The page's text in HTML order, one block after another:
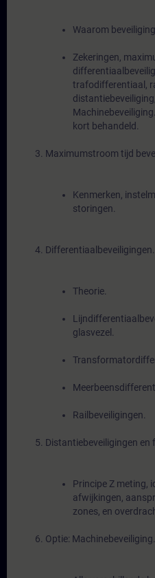
Waarom
Zekeringen,
trafodifferentiaal,
kort behandeld.
Maximumstroom tijd
Kenmerken,
storingen.
Differentiaalbeveiligingen.
Theorie.
glasvezel.
Railbeveiligingen.
Distantiebeveiligingen en
Principe Z meting,
afwijkingen,
zones, en
Optie: Machinebeveiliging.